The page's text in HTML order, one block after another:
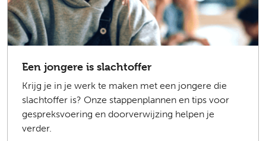
Een jongere is slachtoffer
Krijg je in je werk te maken met een jongere die
slachtoffer is? Onze stappenplannen en tips voor
gespreksvoering en doorverwijzing helpen je
verder.